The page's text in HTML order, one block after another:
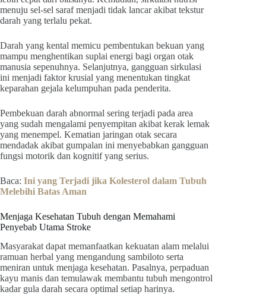
menuju sel-sel saraf menjadi tidak lancar akibat tekstur
darah yang terlalu pekat.
Darah yang kental memicu pembentukan bekuan yang
mampu menghentikan suplai energi bagi organ otak
manusia sepenuhnya. Selanjutnya, gangguan sirkulasi
ini menjadi faktor krusial yang menentukan tingkat
keparahan gejala kelumpuhan pada penderita.
Pembekuan darah abnormal sering terjadi pada area
yang sudah mengalami penyempitan akibat kerak lemak
yang menempel. Kematian jaringan otak secara
mendadak akibat gumpalan ini menyebabkan gangguan
fungsi motorik dan kognitif yang serius.
Baca: Ini yang Terjadi jika Kolesterol dalam Tubuh
Melebihi Batas Aman
Menjaga Kesehatan Tubuh dengan Memahami
Penyebab Utama Stroke
Masyarakat dapat memanfaatkan kekuatan alam melalui
ramuan herbal yang mengandung sambiloto serta
meniran untuk menjaga kesehatan. Pasalnya, perpaduan
kayu manis dan temulawak membantu tubuh mengontrol
kadar gula darah secara optimal setiap harinya.